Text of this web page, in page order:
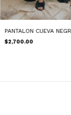
PANTALON CUEVA
$2,700.00